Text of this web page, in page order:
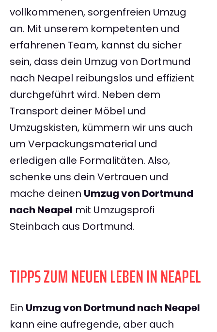
vollkommenen, sorgenfreien Umzug
an. Mit unserem kompetenten und
erfahrenen Team, kannst du sicher
sein, dass dein Umzug von Dortmund
nach Neapel reibungslos und effizient
durchgeführt wird. Neben dem
Transport deiner Möbel und
Umzugskisten, kümmern wir uns auch
um Verpackungsmaterial und
erledigen alle Formalitäten. Also,
schenke uns dein Vertrauen und
mache deinen Umzug von Dortmund
nach Neapel mit Umzugsprofi
Steinbach aus Dortmund.
TIPPS ZUM NEUEN LEBEN IN NEAPEL
Ein Umzug von Dortmund nach Neapel
kann eine aufregende, aber auch